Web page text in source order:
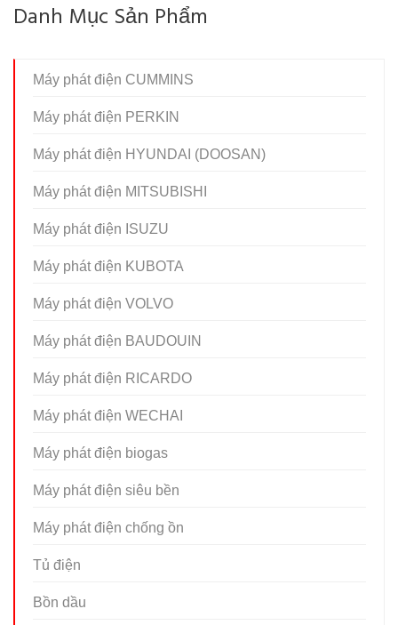
Danh Mục Sản Phẩm
Máy phát điện CUMMINS
Máy phát điện PERKIN
Máy phát điện HYUNDAI (DOOSAN)
Máy phát điện MITSUBISHI
Máy phát điện ISUZU
Máy phát điện KUBOTA
Máy phát điện VOLVO
Máy phát điện BAUDOUIN
Máy phát điện RICARDO
Máy phát điện WECHAI
Máy phát điện biogas
Máy phát điện siêu bền
Máy phát điện chống ồn
Tủ điện
Bồn dầu